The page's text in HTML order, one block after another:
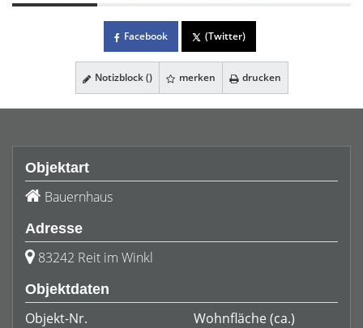
Facebook (Twitter)
Notizblock () merken drucken
Objektart
Bauernhaus
Adresse
83242 Reit im Winkl
Objektdaten
Objekt-Nr.
Wohnfläche (ca.)